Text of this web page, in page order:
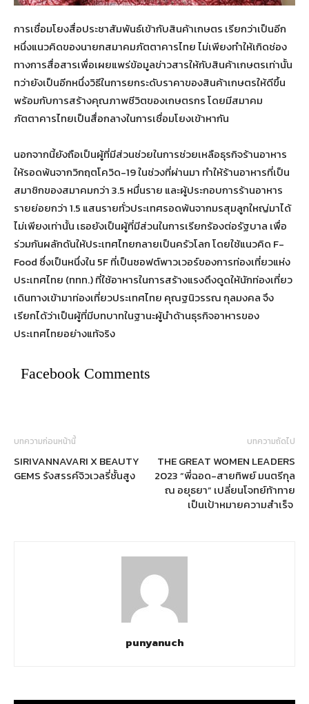
การเชื่อมโยงสื่อประชาสัมพันธ์เข้ากับสินค้าเกษตร เรียกว่าเป็นอีก
หนึ่งแนวคิดของนายกสมาคมภัตตาคารไทย ไม่เพียงทำให้เกิดช่อง
ทางการสื่อสารเพื่อเผยแพร่ข้อมูลข่าวสารให้กับสินค้าเกษตรเท่านั้น
ทว่ายังเป็นอีกหนึ่งวิธีในการยกระดับราคาของสินค้าเกษตรให้ดีขึ้น
พร้อมกับการสร้างคุณภาพชีวิตของเกษตรกร โดยมีสมาคม
ภัตตาคารไทยเป็นสื่อกลางในการเชื่อมโยงเข้าหากัน
นอกจากนี้ยังถือเป็นผู้ที่มีส่วนช่วยในการช่วยเหลือธุรกิจร้านอาหาร
ให้รอดพ้นจากวิกฤตโควิด-19 ในช่วงที่ผ่านมา ทำให้ร้านอาหารที่เป็น
สมาชิกของสมาคมกว่า 3.5 หมื่นราย และผู้ประกอบการร้านอาหาร
รายย่อยกว่า 1.5 แสนรายทั่วประเทศรอดพ้นจากมรสุมลูกใหญ่มาได้
ไม่เพียงเท่านั้น เธอยังเป็นผู้ที่มีส่วนในการเรียกร้องต่อรัฐบาล เพื่อ
ร่วมกันผลักดันให้ประเทศไทยกลายเป็นครัวโลก โดยใช้แนวคิด F-
Food ซึ่งเป็นหนึ่งใน 5F ที่เป็นซอฟต์พาวเวอร์ของการท่องเที่ยวแห่ง
ประเทศไทย (ททท.) ที่ใช้อาหารในการสร้างแรงดึงดูดให้นักท่องเที่ยว
เดินทางเข้ามาท่องเที่ยวประเทศไทย คุณฐนิวรรณ กุลมงคล จึง
เรียกได้ว่าเป็นผู้ที่มีบทบาทในฐานะผู้นำด้านธุรกิจอาหารของ
ประเทศไทยอย่างแท้จริง
Facebook Comments
บทความก่อนหน้านี้
SIRIVANNAVARI X BEAUTY
GEMS รังสรรค์จิวเวลรี่ชั้นสูง
บทความถัดไป
THE GREAT WOMEN LEADERS
2023 “พี่ฉอด-สายทิพย์ มนตรีกุล
ณ อยุธยา” เปลี่ยนโจทย์ท้าทาย
เป็นเป้าหมายความสำเร็จ
punyanuch